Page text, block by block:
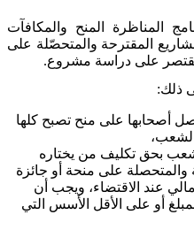
المناظرة المنح والمكافآت
المقترحة والمتحصّلة على
تقتصر على دراسة مشروع.
ذلك:
أصحابها على منح تصبح كلها
بحق تكليف من يختاره
والمتحصلة على منحة أو جائزة
عند الاقتضاء، ويجب أن
أو على الأقل الأسس التي